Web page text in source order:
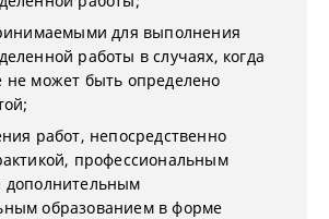
для выполнения
работы в случаях, когда
не может быть определено
работ, непосредственно
профессиональным
дополнительным
образованием в форме